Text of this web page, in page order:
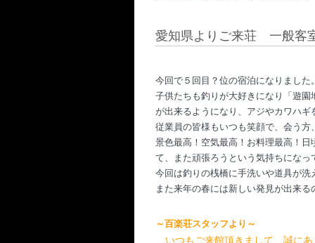
愛知県よりご来荘 一般客
今回で５回目？位の宿泊になりまし
子供たちも釣りが大好きになり「遊
が出来るようになり、アジやカワハ
従業員の皆様もいつも笑顔で、会う
景色最高！空気最高！お料理最高！
て、また頑張ろうという気持ちになっ
今回は釣りの桟橋に手洗いや道具が
また来年の春には新しい発見が出来
～百楽荘スタッフより～
いつもご来館頂きまして、誠に